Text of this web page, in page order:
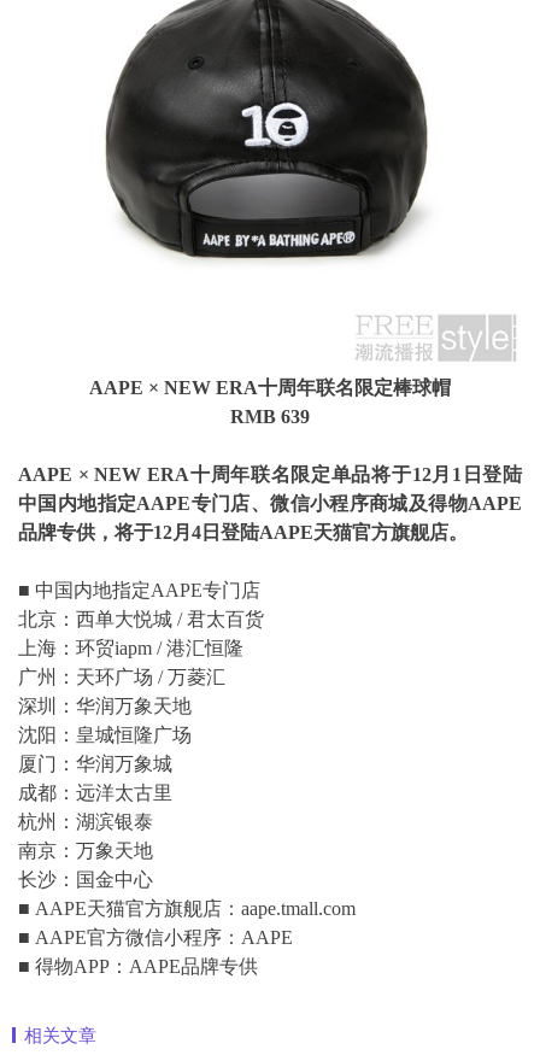
AAPE × NEW ERA十周年联名 限定棒球帽
RMB 639
AAPE × NEW ERA十周年联名限定单品将于12月 1 日登陆
中国内地指定AAPE专门店、微信小程序商城及得物AAPE
品牌专供，将于12月 4 日登陆AAPE天猫官方旗舰店。
■ 中国内地指定AAPE专门店
北京：西单大悦城 / 君太百货
上海：环贸iapm / 港汇恒隆
广州：天环广场 / 万菱汇
深圳：华润万象天地
沈阳：皇城恒隆广场
厦门：华润万象城
成都：远洋太古里
杭州：湖滨银泰
南京：万象天地
长沙：国金中心
■ AAPE天猫官方旗舰店：aape.tmall.com
■ AAPE官方微信小程序：AAPE
■ 得物APP：AAPE品牌专供
相关文章